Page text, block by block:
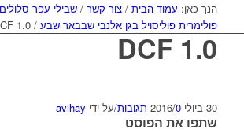
הנך כאן: עמוד הבית / צור קשר / שבילי עפר
פולימרית פוליסויל בגן אלנבי שבבאר שבע /
1.0
DCF 1.0
30 ביולי 2016 /0 תגובות /על ידי avihay
שתפו את הפוסט